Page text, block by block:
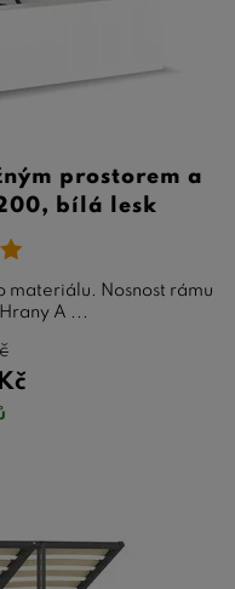
prostorem a
bílá lesk
materiálu. Nosnost rámu
A ...
Kč